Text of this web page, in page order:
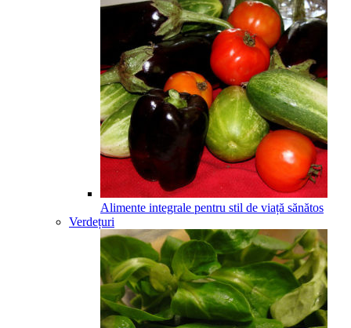
Alimente integrale pentru stil de viață sănătos
Verdețuri